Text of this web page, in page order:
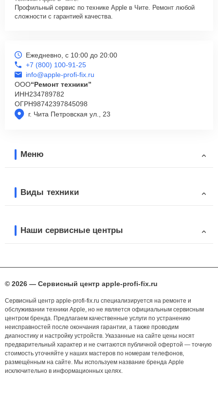
Профильный сервис по технике Apple в Чите. Ремонт любой
сложности с гарантией качества.
г. Чита Петровская ул., 23
Ежедневно, с 10:00 до 20:00
+7 (800) 100-91-25
info@apple-profi-fix.ru
ООО“Ремонт техники”
ИНН234789782
ОГРН98742397845098
Меню
Виды техники
Наши сервисные центры
© 2026 — Сервисный центр apple-profi-fix.ru
Сервисный центр apple-profi-fix.ru специализируется на ремонте и
обслуживании техники Apple, но не является официальным сервисным
центром бренда. Предлагаем качественные услуги по устранению
неисправностей после окончания гарантии, а также проводим
диагностику и настройку устройств. Указанные на сайте цены носят
предварительный характер и не считаются публичной офертой — точную
стоимость уточняйте у наших мастеров по номерам телефонов,
размещённым на сайте. Мы используем название бренда Apple
исключительно в информационных целях.